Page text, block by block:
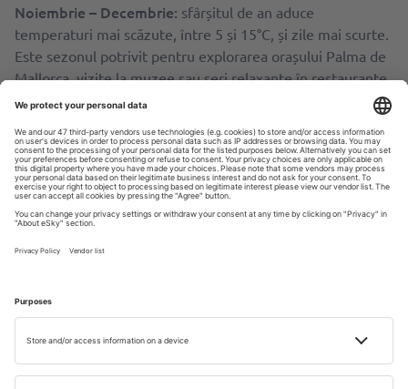
Noiembrie – Decembrie: sfârșitul de an aduce
temperaturi mai scăzute, între 5 și 15°C, și zile mai scurte.
Este sezonul potrivit pentru explorarea orașului Palma de
Mallorca, vizite la muzee sau seri relaxante în restaurante
locale.
Unde să te cazezi în Mallorca?
În Mallorca găsești numeroase opțiuni de cazare, adaptate
oricărui buget și stil de vacanță. Dacă vrei confort și
hotel de 4 stele perfect pentru familii, situat chiar pe
Mallorca. Pentru un sejur mai accesibil ca preț, Bellevue
Club Mallorca din Alcúdia este o alegere inspirată, aflat
lângă plaje spectaculoase. Iar dacă preferi o variantă
economică și prietenoasă, Palma Port Hostel îți oferă o